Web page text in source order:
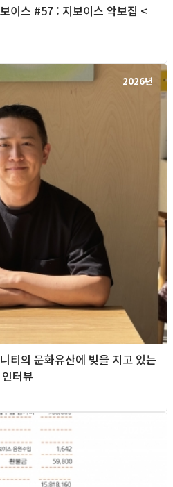
이스 #57 : 지보이스 악보집 <
2026년
티의 문화유산에 빚을 지고 있는
터뷰